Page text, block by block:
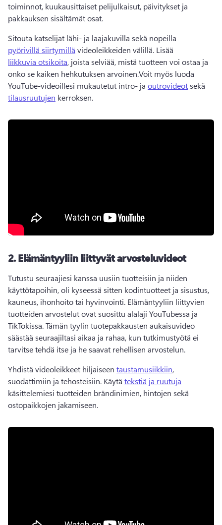
toiminnot, kuukausittaiset pelijulkaisut, päivitykset ja
pakkauksen sisältämät osat.
Sitouta katselijat lähi- ja laajakuvilla sekä nopeilla
pyörivillä siirtymillä videoleikkeiden välillä. Lisää
liikkuvia otsikoita, joista selviää, mistä tuotteen voi ostaa ja
onko se kaiken hehkutuksen arvoinen.Voit myös luoda
YouTube-videoillesi mukautetut intro- ja outrovideot sekä
tilausruutujen kerroksen.
2.Elämäntyyliin liittyvät arvosteluvideot
Tutustu seuraajiesi kanssa uusiin tuotteisiin ja niiden
käyttötapoihin, oli kyseessä sitten kodintuotteet ja sisustus,
kauneus, ihonhoito tai hyvinvointi. Elämäntyyliin liittyvien
tuotteiden arvostelut ovat suosittu alalaji YouTubessa ja
TikTokissa. Tämän tyylin tuotepakkausten aukaisuvideo
säästää seuraajiltasi aikaa ja rahaa, kun tutkimustyötä ei
tarvitse tehdä itse ja he saavat rehellisen arvostelun.
Yhdistä videoleikkeet hiljaiseen taustamusiikkiin,
suodattimiin ja tehosteisiin. Käytä tekstiä ja ruutuja
käsittelemiesi tuotteiden brändinimien, hintojen sekä
ostopaikkojen jakamiseen.